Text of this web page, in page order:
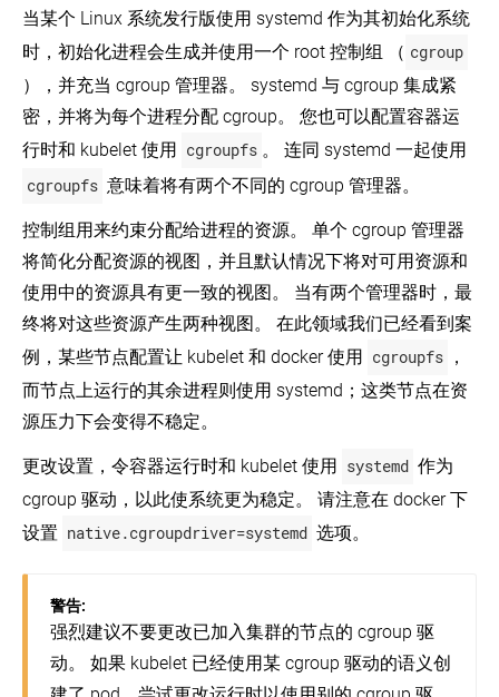
Compute
(EN)
使
用
IBM
Cloud
在
个
云
上
运
行
Kubernetes
在
AWS
EC2
上
运
Kubernetes
在
Azure
上
Kubernetes
在
腾
装
Kubernetes
使
用
kubeadm
引
导
群
使
用
kubeadm
引
导
集
群
安
kubeadm
对
进
故
Creating
a
single
control-
Installing
Kubernetes
with
KRIB
(EN)
用
Kops
安
装
Kubernetes
Installing
Kubernetes
with
Kubespray
(EN)
Cloudstack
(EN)
DC/OS
的
Kubernetes
oVirt
Windows
Kubernetes
Intro
to
Windows
support
Kubernetes
for
adding
Windows
Nodes
in
Kubernetes
(EN)
Kubernetes
中
调
度
容
器
的
南
学
习
环
习
环
用
Kind
安
装
Kubernetes
使
用
Minikube
安
装
Kubernetes
最
佳
实
佳
实
践
Running
in
multiple
zones
建
型
群
校
点
设
置
PKI
当某个 Linux 系统发行版使用 systemd 作为其初始化系统
时，初始化进程会生成并使用一个 root 控制组 （ cgroup
），并充当 cgroup 管理器。 systemd 与 cgroup 集成紧
密，并将为每个进程分配 cgroup。 您也可以配置容器运
行时和 kubelet 使用 cgroupfs 。 连同 systemd 一起使用
cgroupfs 意味着将有两个不同的 cgroup 管理器。
控制组用来约束分配给进程的资源。 单个 cgroup 管理器
将简化分配资源的视图，并且默认情况下将对可用资源和
使用中的资源具有更一致的视图。 当有两个管理器时，最
终将对这些资源产生两种视图。 在此领域我们已经看到案
例，某些节点配置让 kubelet 和 docker 使用 cgroupfs ，
而节点上运行的其余进程则使用 systemd；这类节点在资
源压力下会变得不稳定。
更改设置，令容器运行时和 kubelet 使用 systemd 作为
cgroup 驱动，以此使系统更为稳定。 请注意在 docker 下
设置 native.cgroupdriver=systemd 选项。
警告:
强烈建议不要更改已加入集群的节点的 cgroup 驱
动。 如果 kubelet 已经使用某 cgroup 驱动的语义创